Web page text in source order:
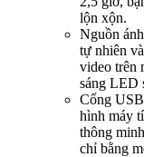
lộn xộn.
Nguồn
tự nhiên
video trên
sáng LED
Cổng
hình máy
thông
chỉ bằng